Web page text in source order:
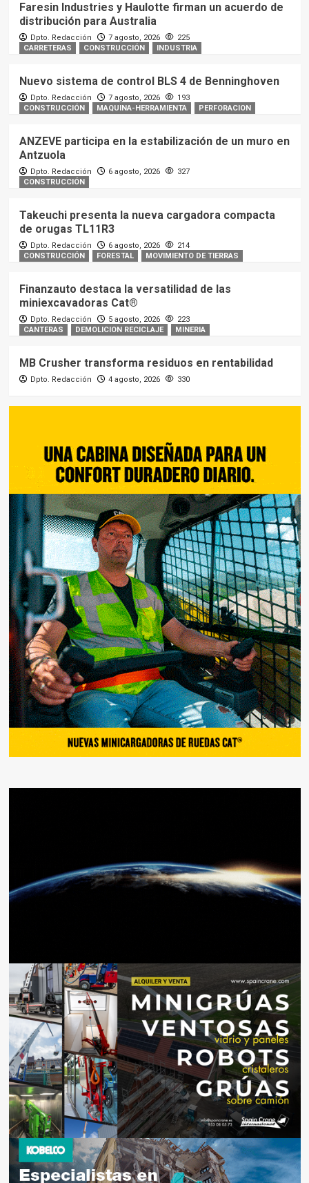
Faresin Industries y Haulotte firman un acuerdo de
distribución para Australia
Dpto. Redacción 7 agosto, 2026
225
CARRETERAS
CONSTRUCCIÓN INDUSTRIA
Nuevo sistema de control BLS 4 de Benninghoven
Dpto. Redacción 7 agosto, 2026
193
CONSTRUCCIÓN
MAQUINA-HERRAMIENTA PERFORACION
ANZEVE participa en la estabilización de un muro en
Antzuola
Dpto. Redacción 6 agosto, 2026
327
CONSTRUCCIÓN
Takeuchi presenta la nueva cargadora compacta
de orugas TL11R3
Dpto. Redacción 6 agosto, 2026
214
CONSTRUCCIÓN
FORESTAL MOVIMIENTO DE TIERRAS
Finanzauto destaca la versatilidad de las
miniexcavadoras Cat®
Dpto. Redacción 5 agosto, 2026
223
CANTERAS
DEMOLICION RECICLAJE MINERIA
MB Crusher transforma residuos en rentabilidad
Dpto. Redacción 4 agosto, 2026 330